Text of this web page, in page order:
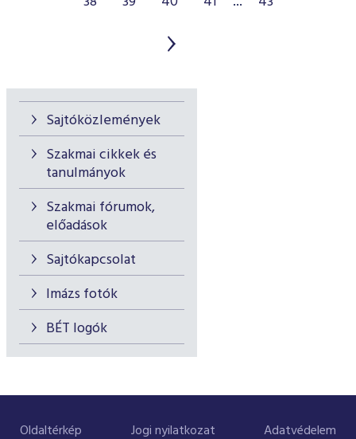
Sajtóközlemények
Szakmai cikkek és
tanulmányok
Szakmai fórumok,
előadások
Sajtókapcsolat
Imázs fotók
BÉT logók
Oldaltérkép Jogi nyilatkozat Adatvédelem